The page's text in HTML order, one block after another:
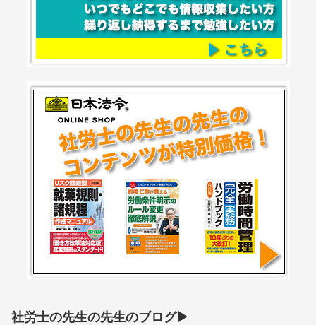
社労士の先生の先生のブログ▶